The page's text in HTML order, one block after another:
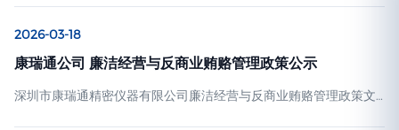
扰，同步梳理出务实的经营合作思路，收获到场客户的一致认同。
五洲客商到访，现场务实畅聊合作 展会正酣，来自澳洲、美洲、非
待，细致展示各类定制医疗推车实景效果，围绕产品适配、实际采
购需求坦诚沟通对接…
2026-03-18
康瑞通公司 廉洁经营与反商业贿赂管理政策公示
深圳市康瑞通精密仪器有限公司廉洁经营与反商业贿赂管理政策文